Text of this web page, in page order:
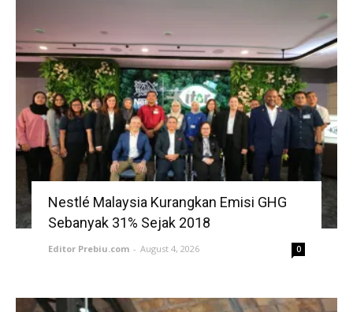
Nestlé Malaysia Kurangkan Emisi GHG
Sebanyak 31% Sejak 2018
Editor Prebiu.com - August 4, 2026 0